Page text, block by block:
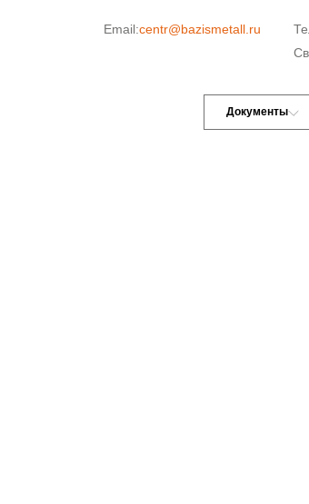
Email:centr@bazismetall.ru
Документы